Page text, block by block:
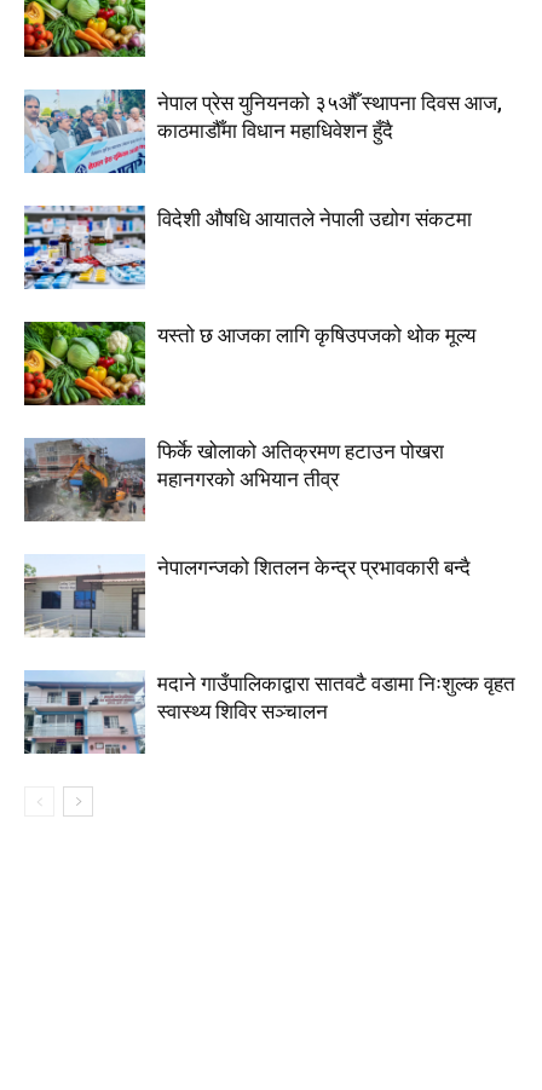
नेपाल प्रेस युनियनको ३५औँ स्थापना दिवस आज,
काठमाडौँमा विधान महाधिवेशन हुँदै
विदेशी औषधि आयातले नेपाली उद्योग संकटमा
यस्तो छ आजका लागि कृषिउपजको थोक मूल्य
फिर्के खोलाको अतिक्रमण हटाउन पोखरा
महानगरको अभियान तीव्र
नेपालगन्जको शितलन केन्द्र प्रभावकारी बन्दै
मदाने गाउँपालिकाद्वारा सातवटै वडामा निःशुल्क वृहत
स्वास्थ्य शिविर सञ्चालन